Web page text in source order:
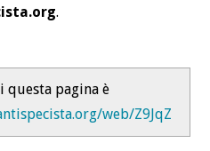
.
questa pagina è
web/Z9JqZ